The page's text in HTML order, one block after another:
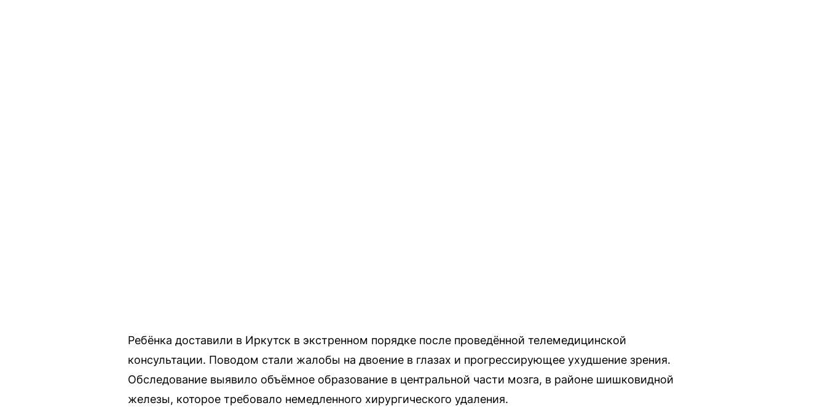
Ребёнка доставили в Иркутск в экстренном порядке после проведённой телемедицинской
консультации. Поводом стали жалобы на двоение в глазах и прогрессирующее ухудшение зрения.
Обследование выявило объёмное образование в центральной части мозга, в районе шишковидной
железы, которое требовало немедленного хирургического удаления.